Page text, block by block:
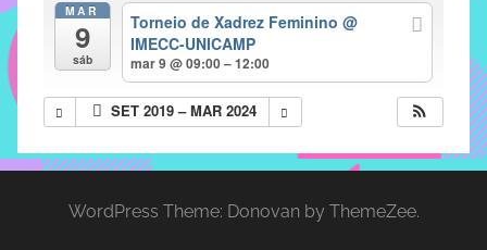
para
prevenção
MAR
9
sáb
Torneio de Xadrez Feminino@
IMECC-UNICAMP
mar 9 @ 09:00 – 12:00
SET 2019 – MAR 2024
WordPress Theme: Donovan by ThemeZee.